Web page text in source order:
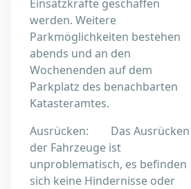
Einsatzkräfte geschaffen
werden. Weitere
Parkmöglichkeiten bestehen
abends und an den
Wochenenden auf dem
Parkplatz des benachbarten
Katasteramtes.
Ausrücken: Das Ausrücken
der Fahrzeuge ist
unproblematisch, es befinden
sich keine Hindernisse oder